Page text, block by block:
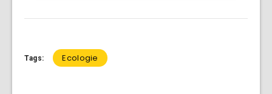
Tags: Ecologie